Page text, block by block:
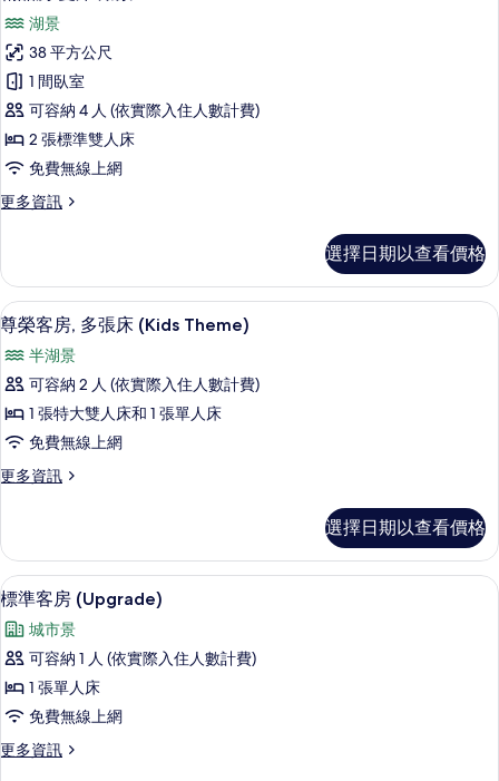
詳
情
示
精
品
房
雙
床
湖
景
所
有
相
片
湖景
38 平方公尺
1 間臥室
可容納 4 人 (依實際入住人數計費)
2 張標準雙人床
免費無線上網
更多資訊
更
房
雙
床
湖
景
的
情
選擇日期以查看價格
顯
示
尊
榮
客
房,
多
床
(Kids
Theme)
的
所
有
相
片
尊榮客房, 多張床 (Kids Theme) | 羽
5
尊榮客房, 多張床 (Kids Theme)
半湖景
可容納 2 人 (依實際入住人數計費)
1 張特大雙人床和 1 張單人床
免費無線上網
更多資訊
更
客
房,
多
床
(Kids
的
詳
選擇日期以查看價格
顯
示
標
準
客
房
(Upgrade)
羽絨被、免費迷你吧、客房內保險箱、
5
標準客房 (Upgrade)
城市景
可容納 1 人 (依實際入住人數計費)
1 張單人床
免費無線上網
更多資訊
更